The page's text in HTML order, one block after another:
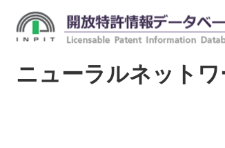
ニューラルネット